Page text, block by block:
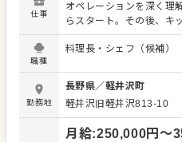
仕事
オペレーションを深く理
らスタート。その後、キ
理長候補として、幅広い
は、調理全般（仕込みか
「食」に関わる業務を統
育成・マネジメント、シ
ームをまとめ上げ、高品
い。 現料理長や本部スタッフがあなたの成長をサポートし
ますので、料理長経験が
職種
料理長・シェフ（候補）
勤務地
長野県／軽井沢町
軽井沢旧軽井沢813-10
月給:250,000円〜